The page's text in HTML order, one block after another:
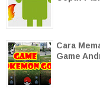
Cara
Game